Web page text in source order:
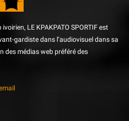
LE KPAKPATO SPORTIF est
gardiste dans l’audiovisuel dans sa
des médias web préféré des